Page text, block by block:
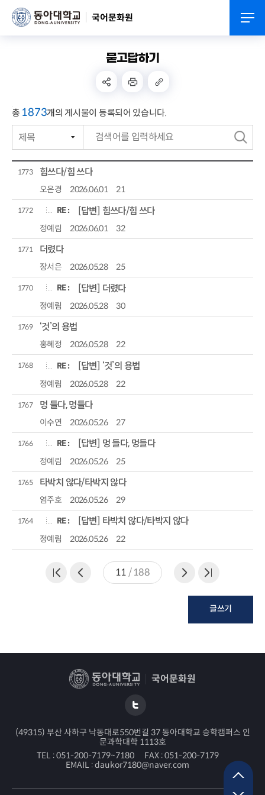
국어문화원
묻고답하기
총 1873개의 게시물이 등록되어 있습니다.
검
색
번호
제목
작성자
작성일자
조회수
1773 힘쓰다/힘 쓰다
오은경 2026.06.01 21
1772 RE : [답변] 힘쓰다/힘 쓰다
정예림 2026.06.01 32
1771 더렸다
장서은 2026.05.28 25
1770 RE : [답변] 더렸다
정예림 2026.05.28 30
1769 ‘것’의 용법
홍혜정 2026.05.28 22
1768 RE : [답변] ‘것’의 용법
정예림 2026.05.28 22
1767 멍 들다, 멍들다
이수연 2026.05.26 27
1766 RE : [답변] 멍 들다, 멍들다
정예림 2026.05.26 25
1765 타박치 않다/타박지 않다
염주호 2026.05.26 29
1764 RE : [답변] 타박치 않다/타박지 않다
정예림 2026.05.26 22
11 /188
글쓰기
국어문화원
(49315) 부산 사하구 낙동대로550번길 37 동아대학교 승학캠퍼스 인
문과학대학 1113호
TEL :051-200-7179~7180 FAX :051-200-7179
EMAIL :daukor7180@naver.com